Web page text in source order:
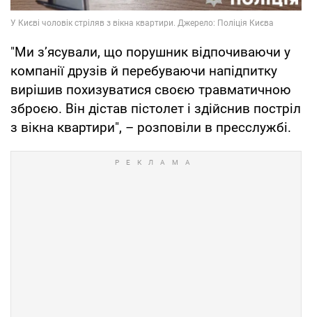
"Ми з’ясували, що порушник відпочиваючи у
компанії друзів й перебуваючи напідпитку
вирішив похизуватися своєю травматичною
зброєю. Він дістав пістолет і здійснив постріл
з вікна квартири", – розповіли в пресслужбі.